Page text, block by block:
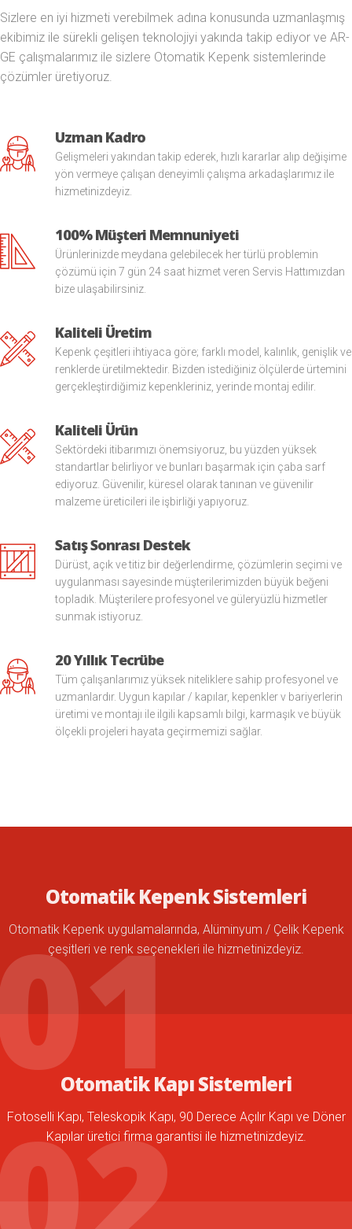
Sizlere en iyi hizmeti verebilmek adına konusunda uzmanlaşmış
ekibimiz ile sürekli gelişen teknolojiyi yakında takip ediyor ve AR-
GE çalışmalarımız ile sizlere Otomatik Kepenk sistemlerinde
çözümler üretiyoruz.
Uzman Kadro
Gelişmeleri yakından takip ederek, hızlı kararlar alıp değişime
yön vermeye çalışan deneyimli çalışma arkadaşlarımız ile
hizmetinizdeyiz.
100% Müşteri Memnuniyeti
Ürünlerinizde meydana gelebilecek her türlü problemin
çözümü için 7 gün 24 saat hizmet veren Servis Hattımızdan
bize ulaşabilirsiniz.
Kaliteli Üretim
Kepenk çeşitleri ihtiyaca göre; farklı model, kalınlık, genişlik ve
renklerde üretilmektedir. Bizden istediğiniz ölçülerde ürtemini
gerçekleştirdiğimiz kepenkleriniz, yerinde montaj edilir.
Kaliteli Ürün
Sektördeki itibarımızı önemsiyoruz, bu yüzden yüksek
standartlar belirliyor ve bunları başarmak için çaba sarf
ediyoruz. Güvenilir, küresel olarak tanınan ve güvenilir
malzeme üreticileri ile işbirliği yapıyoruz.
Satış Sonrası Destek
Dürüst, açık ve titiz bir değerlendirme, çözümlerin seçimi ve
uygulanması sayesinde müşterilerimizden büyük beğeni
topladık. Müşterilere profesyonel ve güleryüzlü hizmetler
sunmak istiyoruz.
20 Yıllık Tecrübe
Tüm çalışanlarımız yüksek niteliklere sahip profesyonel ve
uzmanlardır. Uygun kapılar / kapılar, kepenkler v bariyerlerin
üretimi ve montajı ile ilgili kapsamlı bilgi, karmaşık ve büyük
ölçekli projeleri hayata geçirmemizi sağlar.
Otomatik Kepenk Sistemleri
Otomatik Kepenk uygulamalarında, Alüminyum / Çelik Kepenk
çeşitleri ve renk seçenekleri ile hizmetinizdeyiz.
Otomatik Kapı Sistemleri
Fotoselli Kapı, Teleskopik Kapı, 90 Derece Açılır Kapı ve Döner
Kapılar üretici firma garantisi ile hizmetinizdeyiz.